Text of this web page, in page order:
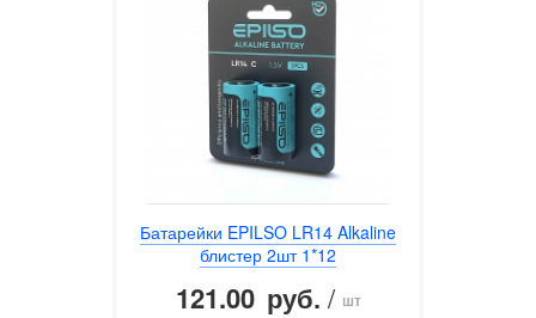
Батарейки EPILSO LR14 Alkaline
блистер 2шт 1*12
121.00 руб. / шт